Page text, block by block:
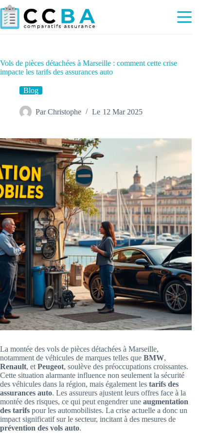
Passer
au
contenu
Vols de pièces détachées à Marseille : comment cette crise
impacte les tarifs des assurances auto
Blog
Par Christophe Le 12 Mar 2025
La montée des vols de pièces détachées à Marseille,
notamment de véhicules de marques telles que BMW,
Renault, et Peugeot, soulève des préoccupations croissantes.
Cette situation alarmante influence non seulement la sécurité
des véhicules dans la région, mais également les tarifs des
assurances auto. Les assureurs ajustent leurs offres face à la
montée des risques, ce qui peut engendrer une augmentation
des tarifs pour les automobilistes. La crise actuelle a donc un
impact significatif sur le secteur, incitant à des mesures de
prévention des vols auto.